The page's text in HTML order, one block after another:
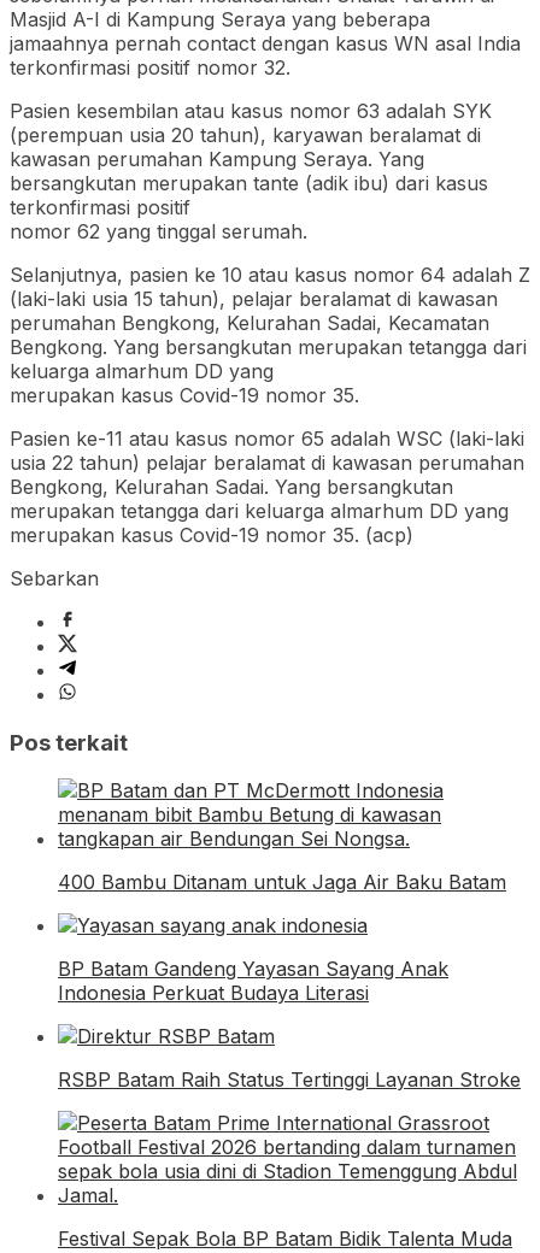
Masjid A-I di Kampung Seraya yang beberapa
jamaahnya pernah contact dengan kasus WN asal India
terkonfirmasi positif nomor 32.
Pasien kesembilan atau kasus nomor 63 adalah SYK
(perempuan usia 20 tahun), karyawan beralamat di
kawasan perumahan Kampung Seraya. Yang
bersangkutan merupakan tante (adik ibu) dari kasus
terkonfirmasi positif
nomor 62 yang tinggal serumah.
Selanjutnya, pasien ke 10 atau kasus nomor 64 adalah Z
(laki-laki usia 15 tahun), pelajar beralamat di kawasan
perumahan Bengkong, Kelurahan Sadai, Kecamatan
Bengkong. Yang bersangkutan merupakan tetangga dari
keluarga almarhum DD yang
merupakan kasus Covid-19 nomor 35.
Pasien ke-11 atau kasus nomor 65 adalah WSC (laki-laki
usia 22 tahun) pelajar beralamat di kawasan perumahan
Bengkong, Kelurahan Sadai. Yang bersangkutan
merupakan tetangga dari keluarga almarhum DD yang
merupakan kasus Covid-19 nomor 35. (acp)
Sebarkan
Pos terkait
400 Bambu Ditanam untuk Jaga Air Baku Batam
BP Batam Gandeng Yayasan Sayang Anak
Indonesia Perkuat Budaya Literasi
RSBP Batam Raih Status Tertinggi Layanan Stroke
Festival Sepak Bola BP Batam Bidik Talenta Muda